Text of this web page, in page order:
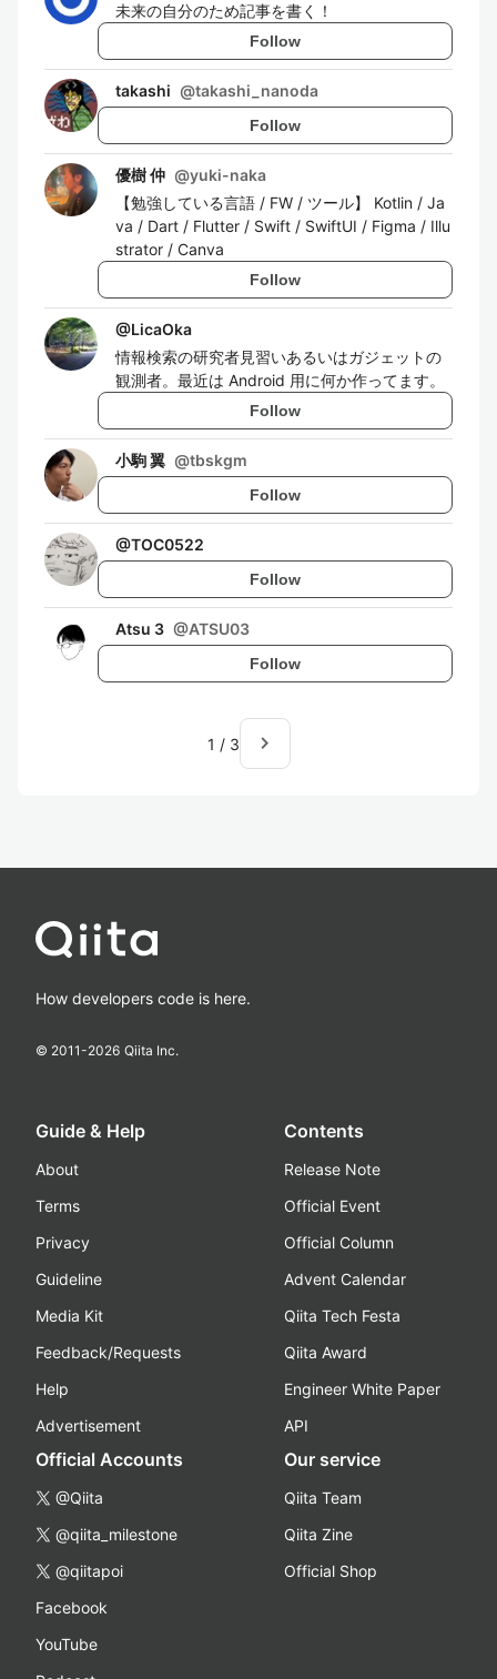
未来の自分のため記事を書く！
Follow
takashi @takashi_nanoda
Follow
優樹 仲 @yuki-naka
【勉強している言語 / FW / ツール】 Kotlin / Ja
va / Dart / Flutter / Swift / SwiftUI / Figma / Illu
strator / Canva
Follow
@LicaOka
情報検索の研究者見習いあるいはガジェットの
観測者。最近は Android 用に何か作ってます。
Follow
小駒 翼 @tbskgm
Follow
@TOC0522
Follow
Atsu 3 @ATSU03
Follow
1 / 3 navigate_next
How developers code is here.
© 2011-2026 Qiita Inc.
Guide & Help
About
Terms
Privacy
Guideline
Media Kit
Feedback/Requests
Help
Advertisement
Contents
Release Note
Official Event
Official Column
Advent Calendar
Qiita Tech Festa
Qiita Award
Engineer White Paper
API
Official Accounts
@Qiita
@qiita_milestone
@qiitapoi
Facebook
YouTube
Our service
Qiita Team
Qiita Zine
Official Shop